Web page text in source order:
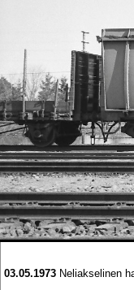
03.05.1973 Neliakselinen